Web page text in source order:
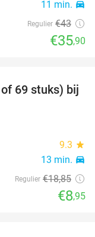
11 min. directions_car
Regulier €43
€35,90
53%
69 stuks) bij
9.3 star
13 min. directions_car
Regulier €18,85
€8,95